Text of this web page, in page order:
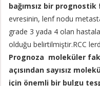
bağımsız bir
evresinin, lenf nodu
grade 3 yada 4 olan
olduğu belirtilmiştir.RCC
Prognoza moleküler
açısından sayısız
için önemli bir bulgu